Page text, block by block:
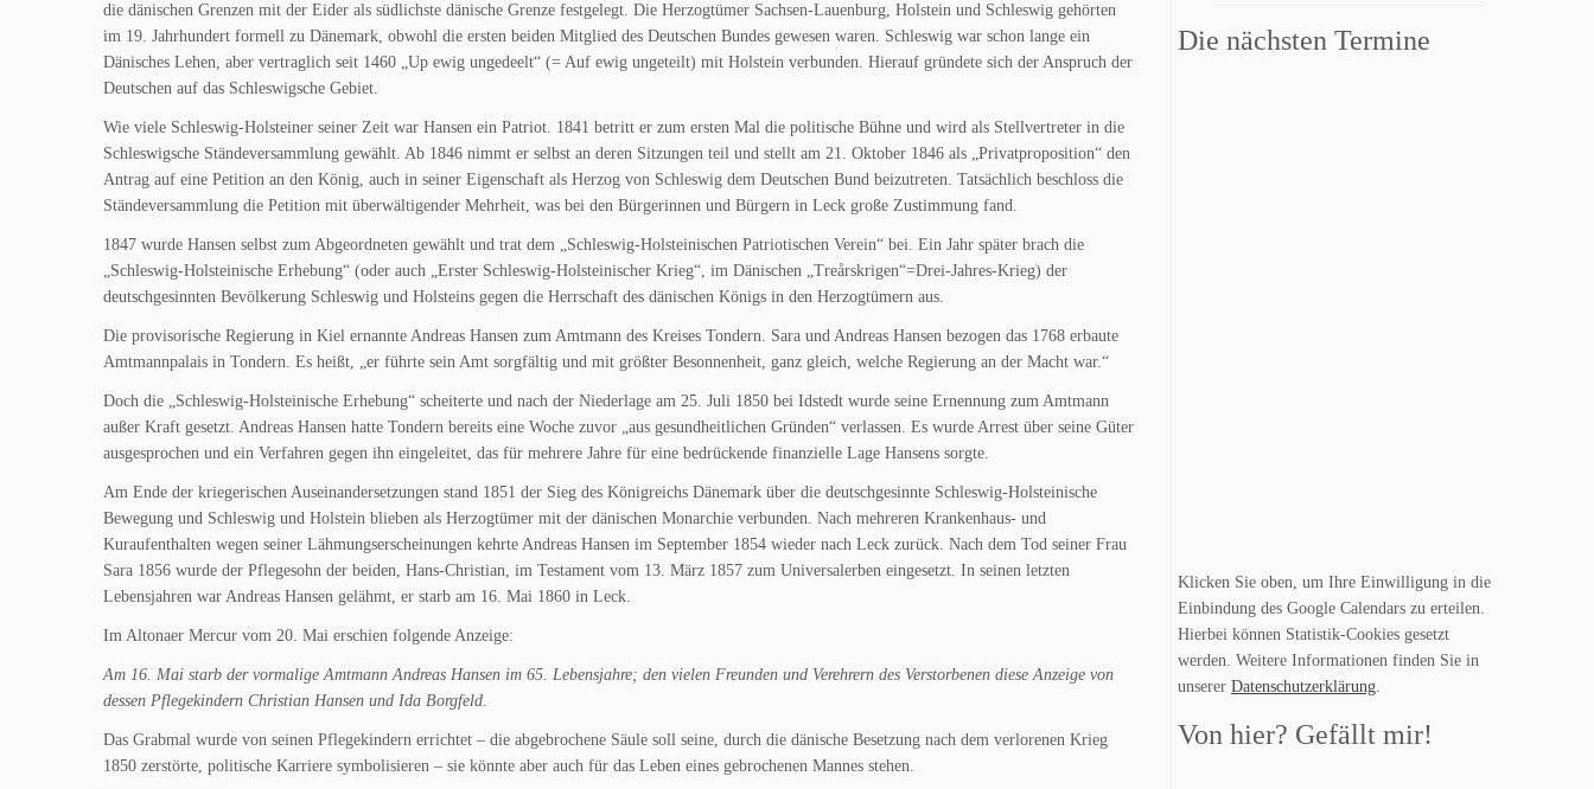
die dänischen Grenzen mit der Eider als südlichste dänische Grenze festgelegt. Die Herzogtümer Sachsen-Lauenburg, Holstein und Schleswig gehörten
im 19. Jahrhundert formell zu Dänemark, obwohl die ersten beiden Mitglied des Deutschen Bundes gewesen waren. Schleswig war schon lange ein
Dänisches Lehen, aber vertraglich seit 1460 „Up ewig ungedeelt“ (= Auf ewig ungeteilt) mit Holstein verbunden. Hierauf gründete sich der Anspruch der
Deutschen auf das Schleswigsche Gebiet.
Wie viele Schleswig-Holsteiner seiner Zeit war Hansen ein Patriot. 1841 betritt er zum ersten Mal die politische Bühne und wird als Stellvertreter in die
Schleswigsche Ständeversammlung gewählt. Ab 1846 nimmt er selbst an deren Sitzungen teil und stellt am 21. Oktober 1846 als „Privatproposition“ den
Antrag auf eine Petition an den König, auch in seiner Eigenschaft als Herzog von Schleswig dem Deutschen Bund beizutreten. Tatsächlich beschloss die
Ständeversammlung die Petition mit überwältigender Mehrheit, was bei den Bürgerinnen und Bürgern in Leck große Zustimmung fand.
1847 wurde Hansen selbst zum Abgeordneten gewählt und trat dem „Schleswig-Holsteinischen Patriotischen Verein“ bei. Ein Jahr später brach die
„Schleswig-Holsteinische Erhebung“ (oder auch „Erster Schleswig-Holsteinischer Krieg“, im Dänischen „Treårskrigen“=Drei-Jahres-Krieg) der
deutschgesinnten Bevölkerung Schleswig und Holsteins gegen die Herrschaft des dänischen Königs in den Herzogtümern aus.
Die provisorische Regierung in Kiel ernannte Andreas Hansen zum Amtmann des Kreises Tondern. Sara und Andreas Hansen bezogen das 1768 erbaute
Amtmannpalais in Tondern. Es heißt, „er führte sein Amt sorgfältig und mit größter Besonnenheit, ganz gleich, welche Regierung an der Macht war.“
Doch die „Schleswig-Holsteinische Erhebung“ scheiterte und nach der Niederlage am 25. Juli 1850 bei Idstedt wurde seine Ernennung zum Amtmann
außer Kraft gesetzt. Andreas Hansen hatte Tondern bereits eine Woche zuvor „aus gesundheitlichen Gründen“ verlassen. Es wurde Arrest über seine Güter
ausgesprochen und ein Verfahren gegen ihn eingeleitet, das für mehrere Jahre für eine bedrückende finanzielle Lage Hansens sorgte.
Am Ende der kriegerischen Auseinandersetzungen stand 1851 der Sieg des Königreichs Dänemark über die deutschgesinnte Schleswig-Holsteinische
Bewegung und Schleswig und Holstein blieben als Herzogtümer mit der dänischen Monarchie verbunden. Nach mehreren Krankenhaus- und
Kuraufenthalten wegen seiner Lähmungserscheinungen kehrte Andreas Hansen im September 1854 wieder nach Leck zurück. Nach dem Tod seiner Frau
Sara 1856 wurde der Pflegesohn der beiden, Hans-Christian, im Testament vom 13. März 1857 zum Universalerben eingesetzt. In seinen letzten
Lebensjahren war Andreas Hansen gelähmt, er starb am 16. Mai 1860 in Leck.
Im Altonaer Mercur vom 20. Mai erschien folgende Anzeige:
Am 16. Mai starb der vormalige Amtmann Andreas Hansen im 65. Lebensjahre; den vielen Freunden und Verehrern des Verstorbenen diese Anzeige von
dessen Pflegekindern Christian Hansen und Ida Borgfeld.
Das Grabmal wurde von seinen Pflegekindern errichtet – die abgebrochene Säule soll seine, durch die dänische Besetzung nach dem verlorenen Krieg
1850 zerstörte, politische Karriere symbolisieren – sie könnte aber auch für das Leben eines gebrochenen Mannes stehen.
Die nächsten Termine
Klicken Sie oben, um Ihre Einwilligung in die
Einbindung des Google Calendars zu erteilen.
Hierbei können Statistik-Cookies gesetzt
werden. Weitere Informationen finden Sie in
unserer Datenschutzerklärung.
Von hier? Gefällt mir!